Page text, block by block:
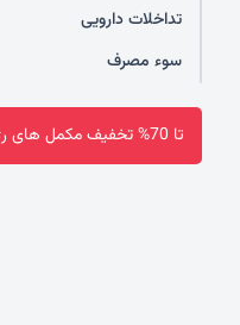
تداخلات دارویی
سوء مصرف
فروشگاه سین سا افتتاح شد